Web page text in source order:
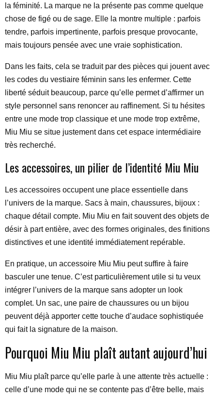
la féminité. La marque ne la présente pas comme quelque
chose de figé ou de sage. Elle la montre multiple : parfois
tendre, parfois impertinente, parfois presque provocante,
mais toujours pensée avec une vraie sophistication.
Dans les faits, cela se traduit par des pièces qui jouent avec
les codes du vestiaire féminin sans les enfermer. Cette
liberté séduit beaucoup, parce qu’elle permet d’affirmer un
style personnel sans renoncer au raffinement. Si tu hésites
entre une mode trop classique et une mode trop extrême,
Miu Miu se situe justement dans cet espace intermédiaire
très recherché.
Les accessoires, un pilier de l’identité Miu Miu
Les accessoires occupent une place essentielle dans
l’univers de la marque. Sacs à main, chaussures, bijoux :
chaque détail compte. Miu Miu en fait souvent des objets de
désir à part entière, avec des formes originales, des finitions
distinctives et une identité immédiatement repérable.
En pratique, un accessoire Miu Miu peut suffire à faire
basculer une tenue. C’est particulièrement utile si tu veux
intégrer l’univers de la marque sans adopter un look
complet. Un sac, une paire de chaussures ou un bijou
peuvent déjà apporter cette touche d’audace sophistiquée
qui fait la signature de la maison.
Pourquoi Miu Miu plaît autant aujourd’hui
Miu Miu plaît parce qu’elle parle à une attente très actuelle :
celle d’une mode qui ne se contente pas d’être belle, mais